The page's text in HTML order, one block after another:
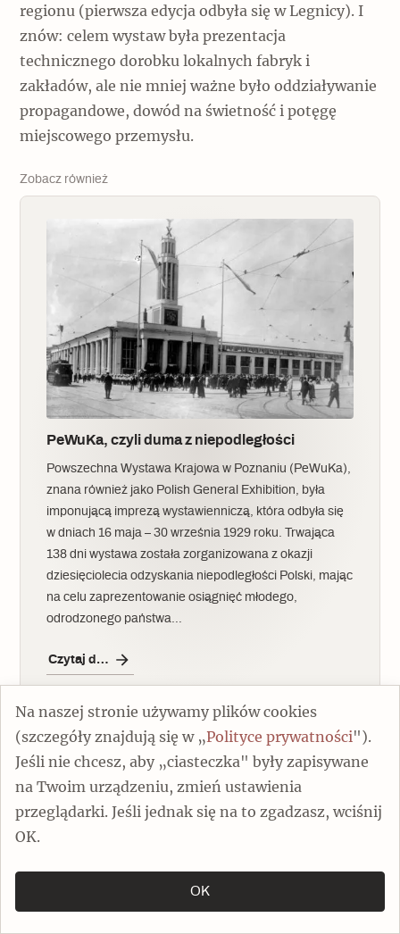
Na naszej stronie używamy plików cookies
(szczegóły znajdują się w „Polityce prywatności").
Jeśli nie chcesz, aby „ciasteczka" były zapisywane
na Twoim urządzeniu, zmień ustawienia
przeglądarki. Jeśli jednak się na to zgadzasz, wciśnij
OK.
OK
regionu (pierwsza edycja odbyła się w Legnicy). I
znów: celem wystaw była prezentacja
technicznego dorobku lokalnych fabryk i
zakładów, ale nie mniej ważne było oddziaływanie
propagandowe, dowód na świetność i potęgę
miejscowego przemysłu.
Zobacz również
PeWuKa, czyli duma z niepodległości
Powszechna Wystawa Krajowa w Poznaniu (PeWuKa),
znana również jako Polish General Exhibition, była
imponującą imprezą wystawienniczą, która odbyła się
w dniach 16 maja – 30 września 1929 roku. Trwająca
138 dni wystawa została zorganizowana z okazji
dziesięciolecia odzyskania niepodległości Polski, mając
na celu zaprezentowanie osiągnięć młodego,
odrodzonego państwa…
Czytaj dalej